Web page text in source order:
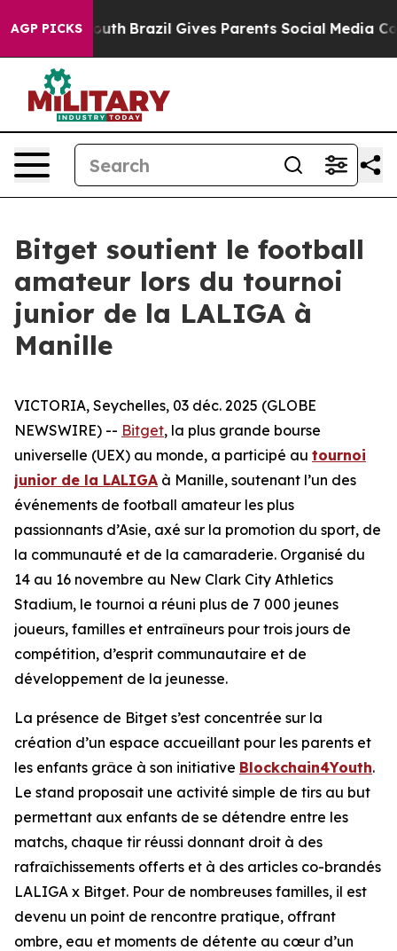
AGP PICKS
to Youth Brazil Gives Parents Social Media
Bitget soutient le football
amateur lors du tournoi
junior de la LALIGA à
Manille
VICTORIA, Seychelles, 03 déc. 2025 (GLOBE
NEWSWIRE) -- Bitget, la plus grande bourse
universelle (UEX) au monde, a participé au tournoi
junior de la LALIGA à Manille, soutenant l’un des
événements de football amateur les plus
passionnants d’Asie, axé sur la promotion du sport, de
la communauté et de la camaraderie. Organisé du
14 au 16 novembre au New Clark City Athletics
Stadium, le tournoi a réuni plus de 7 000 jeunes
joueurs, familles et entraîneurs pour trois jours de
compétition, d’esprit communautaire et de
développement de la jeunesse.
La présence de Bitget s’est concentrée sur la
création d’un espace accueillant pour les parents et
les enfants grâce à son initiative Blockchain4Youth.
Le stand proposait une activité simple de tirs au but
permettant aux enfants de se détendre entre les
matchs, chaque tir réussi donnant droit à des
rafraîchissements offerts et à des articles co-brandés
LALIGA x Bitget. Pour de nombreuses familles, il est
devenu un point de rencontre pratique, offrant
ombre, eau et moments de détente au cœur d’un